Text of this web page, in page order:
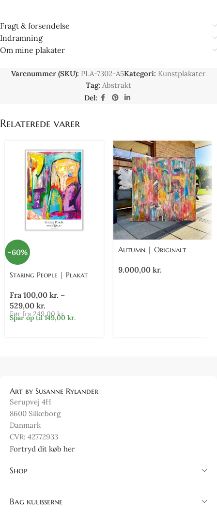
Fragt & forsendelse
Indramning
Om mine plakater
Varenummer (SKU): PLA-7302-A5Kategori: Kunstplakater
Tag: Abstrakt
Del:
Relaterede varer
-60%
Staring People | Plakat
Fra 100,00 kr. –
529,00 kr.
Før fra249,00kr.
Spar op til149,00 kr.
Autumn | Originalt
9.000,00 kr.
Art by Susanne Rylander
Serupvej 4H
8600 Silkeborg
Danmark
CVR: 42772933
Fortryd dit køb her
Shop
Bag kulisserne